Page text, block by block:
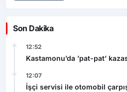
Son Dakika
12:52
Kastamonu’da ’pat-pat’
12:07
İşçi servisi ile otomobil